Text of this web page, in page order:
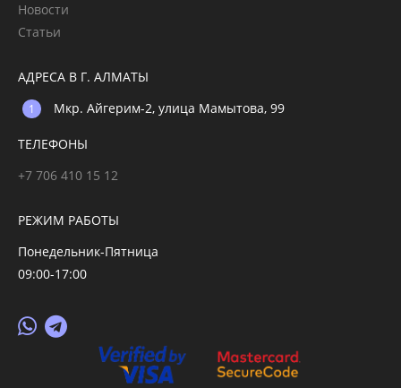
Новости
Статьи
АДРЕСА В Г. АЛМАТЫ
Мкр. Айгерим-2, улица Мамытова, 99
ТЕЛЕФОНЫ
+7 706 410 15 12
РЕЖИМ РАБОТЫ
Понедельник-Пятница
09:00-17:00